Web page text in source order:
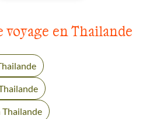
voyage en Thailande
Thailande